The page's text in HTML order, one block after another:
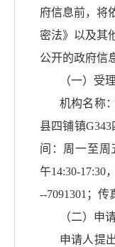
府信息前，将
密法》以及其
公开的政府信
（一）受
机构名称：
县四铺镇
间：周一至周
午14:30-17:30
--7091301 ；传
（二）申
申请人提